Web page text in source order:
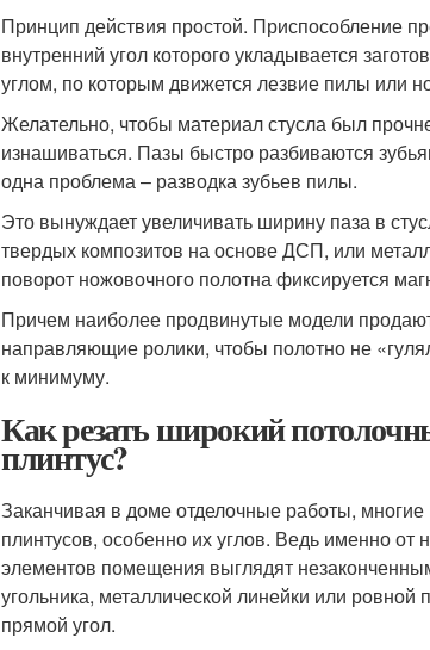
Принцип действия простой. Приспособление
внутренний угол которого укладывается
углом, по которым движется лезвие пилы или
Желательно, чтобы материал стусла был
изнашиваться. Пазы быстро разбиваются
одна проблема – разводка зубьев пилы.
Это вынуждает увеличивать ширину паза в
твердых композитов на основе ДСП, или
поворот ножовочного полотна фиксируется
Причем наиболее продвинутые модели
направляющие ролики, чтобы полотно не
к минимуму.
Как резать широкий
плинтус?
Заканчивая в доме отделочные работы,
плинтусов, особенно их углов. Ведь именно от
элементов помещения выглядят
угольника, металлической линейки или
прямой угол.